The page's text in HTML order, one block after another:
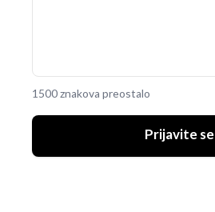
1500 znakova preostalo
Prijavite se